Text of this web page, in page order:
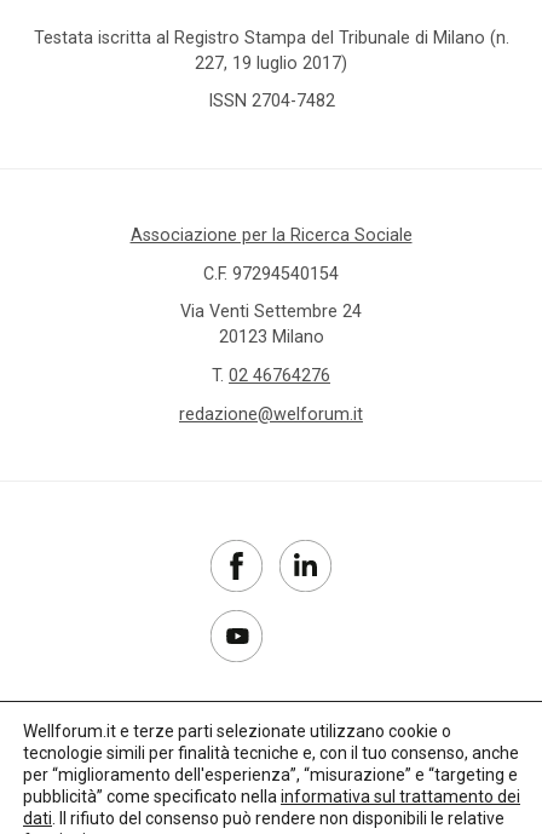
Testata iscritta al Registro Stampa del Tribunale di Milano (n.
227, 19 luglio 2017)
ISSN 2704-7482
Associazione per la Ricerca Sociale
C.F. 97294540154
Via Venti Settembre 24
20123 Milano
T. 02 46764276
redazione@welforum.it
Copyright 2017–2026
Privacy Policy
Wellforum.it e terze parti selezionate utilizzano cookie o
tecnologie simili per finalità tecniche e, con il tuo consenso, anche
per “miglioramento dell'esperienza”, “misurazione” e “targeting e
pubblicità” come specificato nella informativa sul trattamento dei
dati . Il rifiuto del consenso può rendere non disponibili le relative